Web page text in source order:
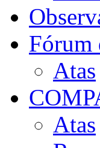
Fórum
Atas
Atas